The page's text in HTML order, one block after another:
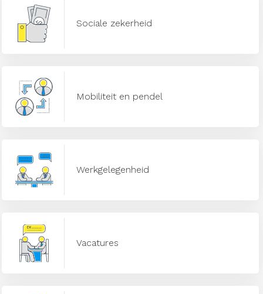
Sociale zekerheid
Mobiliteit en pendel
Werkgelegenheid
Vacatures